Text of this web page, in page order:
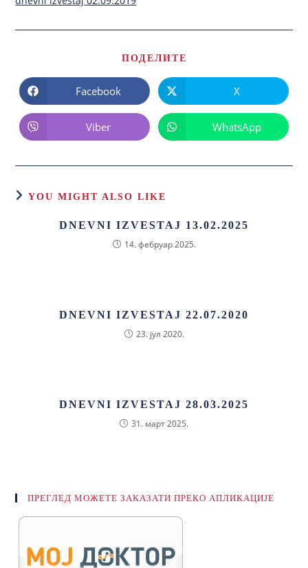
ПОДЕЛИТЕ
Facebook X
Viber WhatsApp
YOU MIGHT ALSO LIKE
DNEVNI IZVESTAJ 13.02.2025
14. фебруар 2025.
DNEVNI IZVESTAJ 22.07.2020
23. јул 2020.
DNEVNI IZVESTAJ 28.03.2025
31. март 2025.
ПРЕГЛЕД МОЖЕТЕ ЗАКАЗАТИ ПРЕКО АПЛИКАЦИЈЕ